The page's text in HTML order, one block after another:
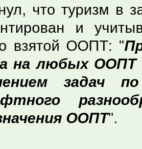
что туризм в
и
взятой ООПТ: "
на любых ООПТ
задач
ООПТ".